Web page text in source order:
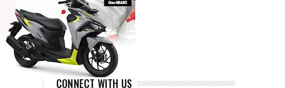
CONNECT WITH US